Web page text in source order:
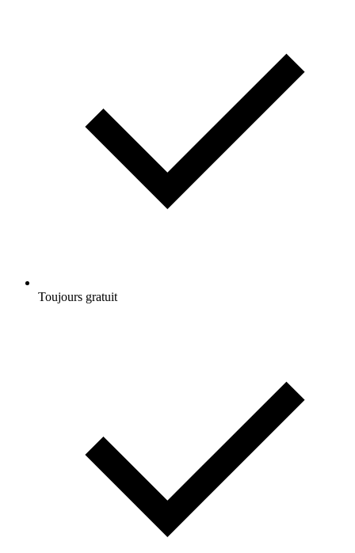
Toujours gratuit